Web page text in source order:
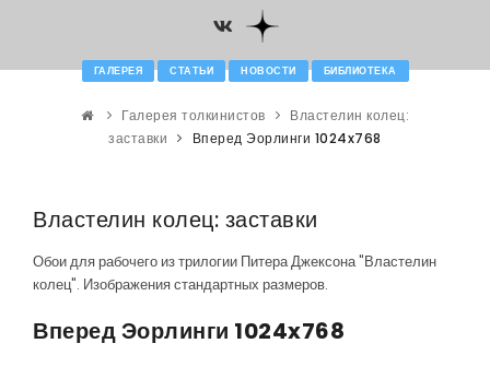
ГАЛЕРЕЯ СТАТЬИ НОВОСТИ БИБЛИОТЕКА
Галерея толкинистов
Властелин колец:
заставки
Вперед Эорлинги 1024x768
Властелин колец: заставки
Обои для рабочего из трилогии Питера Джексона "Властелин
колец". Изображения стандартных размеров.
Вперед Эорлинги 1024x768